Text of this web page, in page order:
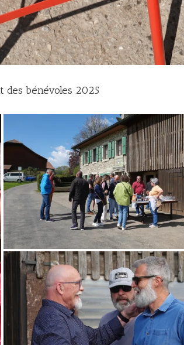
bénévoles 2025